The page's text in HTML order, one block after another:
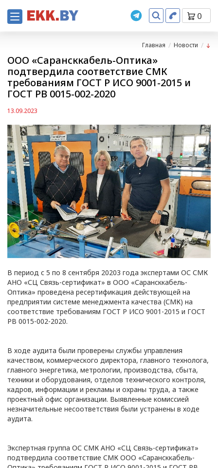
0
Главная Новости
ООО «Сарансккабель-Оптика»
подтвердила соответствие СМК
требованиям ГОСТ Р ИСО 9001-2015 и
ГОСТ РВ 0015-002-2020
13.09.2023
В период с 5 по 8 сентября 20203 года экспертами ОС СМК
АНО «СЦ Связь-сертификат» в ООО «Сарансккабель-
Оптика» проведена ресертификация действующей на
предприятии системе менеджмента качества (СМК) на
соответствие требованиям ГОСТ Р ИСО 9001-2015 и ГОСТ
РВ 0015-002-2020.
В ходе аудита были проверены службы управления
качеством, коммерческого директора, главного технолога,
главного энергетика, метрологии, производства, сбыта,
техники и оборудования, отделов технического контроля,
кадров, информации и рекламы и охраны труда, а также
проектный офис организации. Выявленные комиссией
незначительные несоответствия были устранены в ходе
аудита.
Экспертная группа ОС СМК АНО «СЦ Связь-сертификат»
подтвердила соответствие СМК ООО «Сарансккабель-
ПОЛИТИКА
ОПЕРАТОРА
В
обработки
персональных